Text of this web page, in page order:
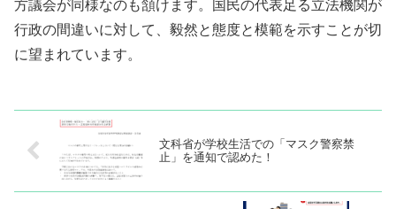
方議会が同様なのも頷けます。国民の代表足る立法機関が
行政の間違いに対して、毅然と態度と模範を示すことが切
に望まれています。
文科省が学校生活での「マスク警察禁
止」を通知で認めた！